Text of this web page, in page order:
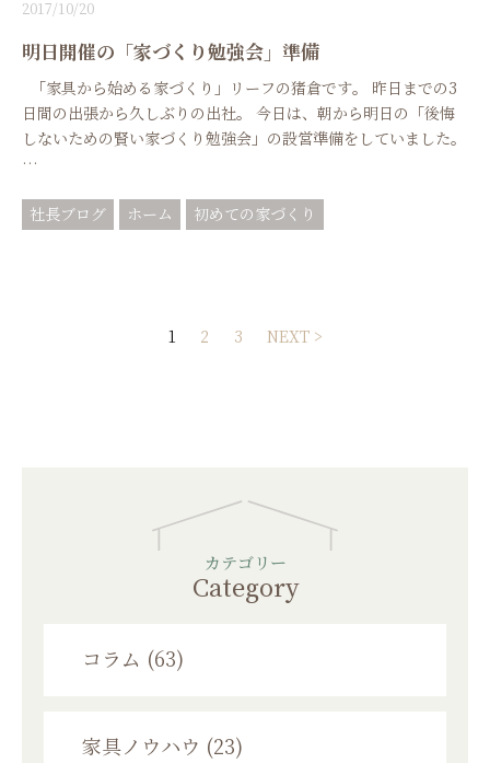
2017/10/20
明日開催の「家づくり勉強会」準備
「家具から始める家づくり」リーフの猪倉です。 昨日までの3
日間の出張から久しぶりの出社。 今日は、朝から明日の「後悔
しないための賢い家づくり勉強会」の設営準備をしていました。
…
社長ブログ ホーム 初めての家づくり
投
稿1 2 3 NEXT >
カテゴリー
Category
コラム (63)
家具ノウハウ (23)